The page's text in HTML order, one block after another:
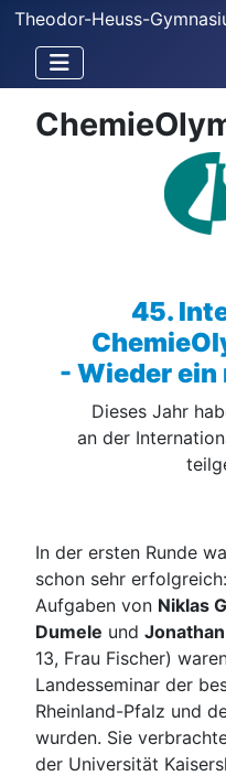
Theodor-Heuss-
45.
- Wieder
Dieses Jahr
an der
In der ersten Runde
schon sehr
Aufgaben von Niklas
Dumele und
13, Frau Fischer)
Landesseminar der
Rheinland-Pfalz und
wurden. Sie
der Universität